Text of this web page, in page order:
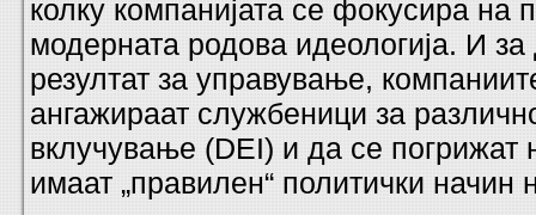
колку компанијата се фокусира на
модерната родова идеологија. И за
резултат за управување,
ангажираат службеници за
вклучување (DEI) и да се погрижат
имаат „правилен“ политички